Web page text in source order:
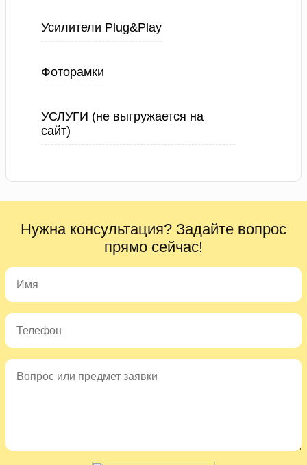
Усилители Plug&Play
Фоторамки
УСЛУГИ (не выгружается на
сайт)
Нужна консультация? Задайте вопрос
прямо сейчас!